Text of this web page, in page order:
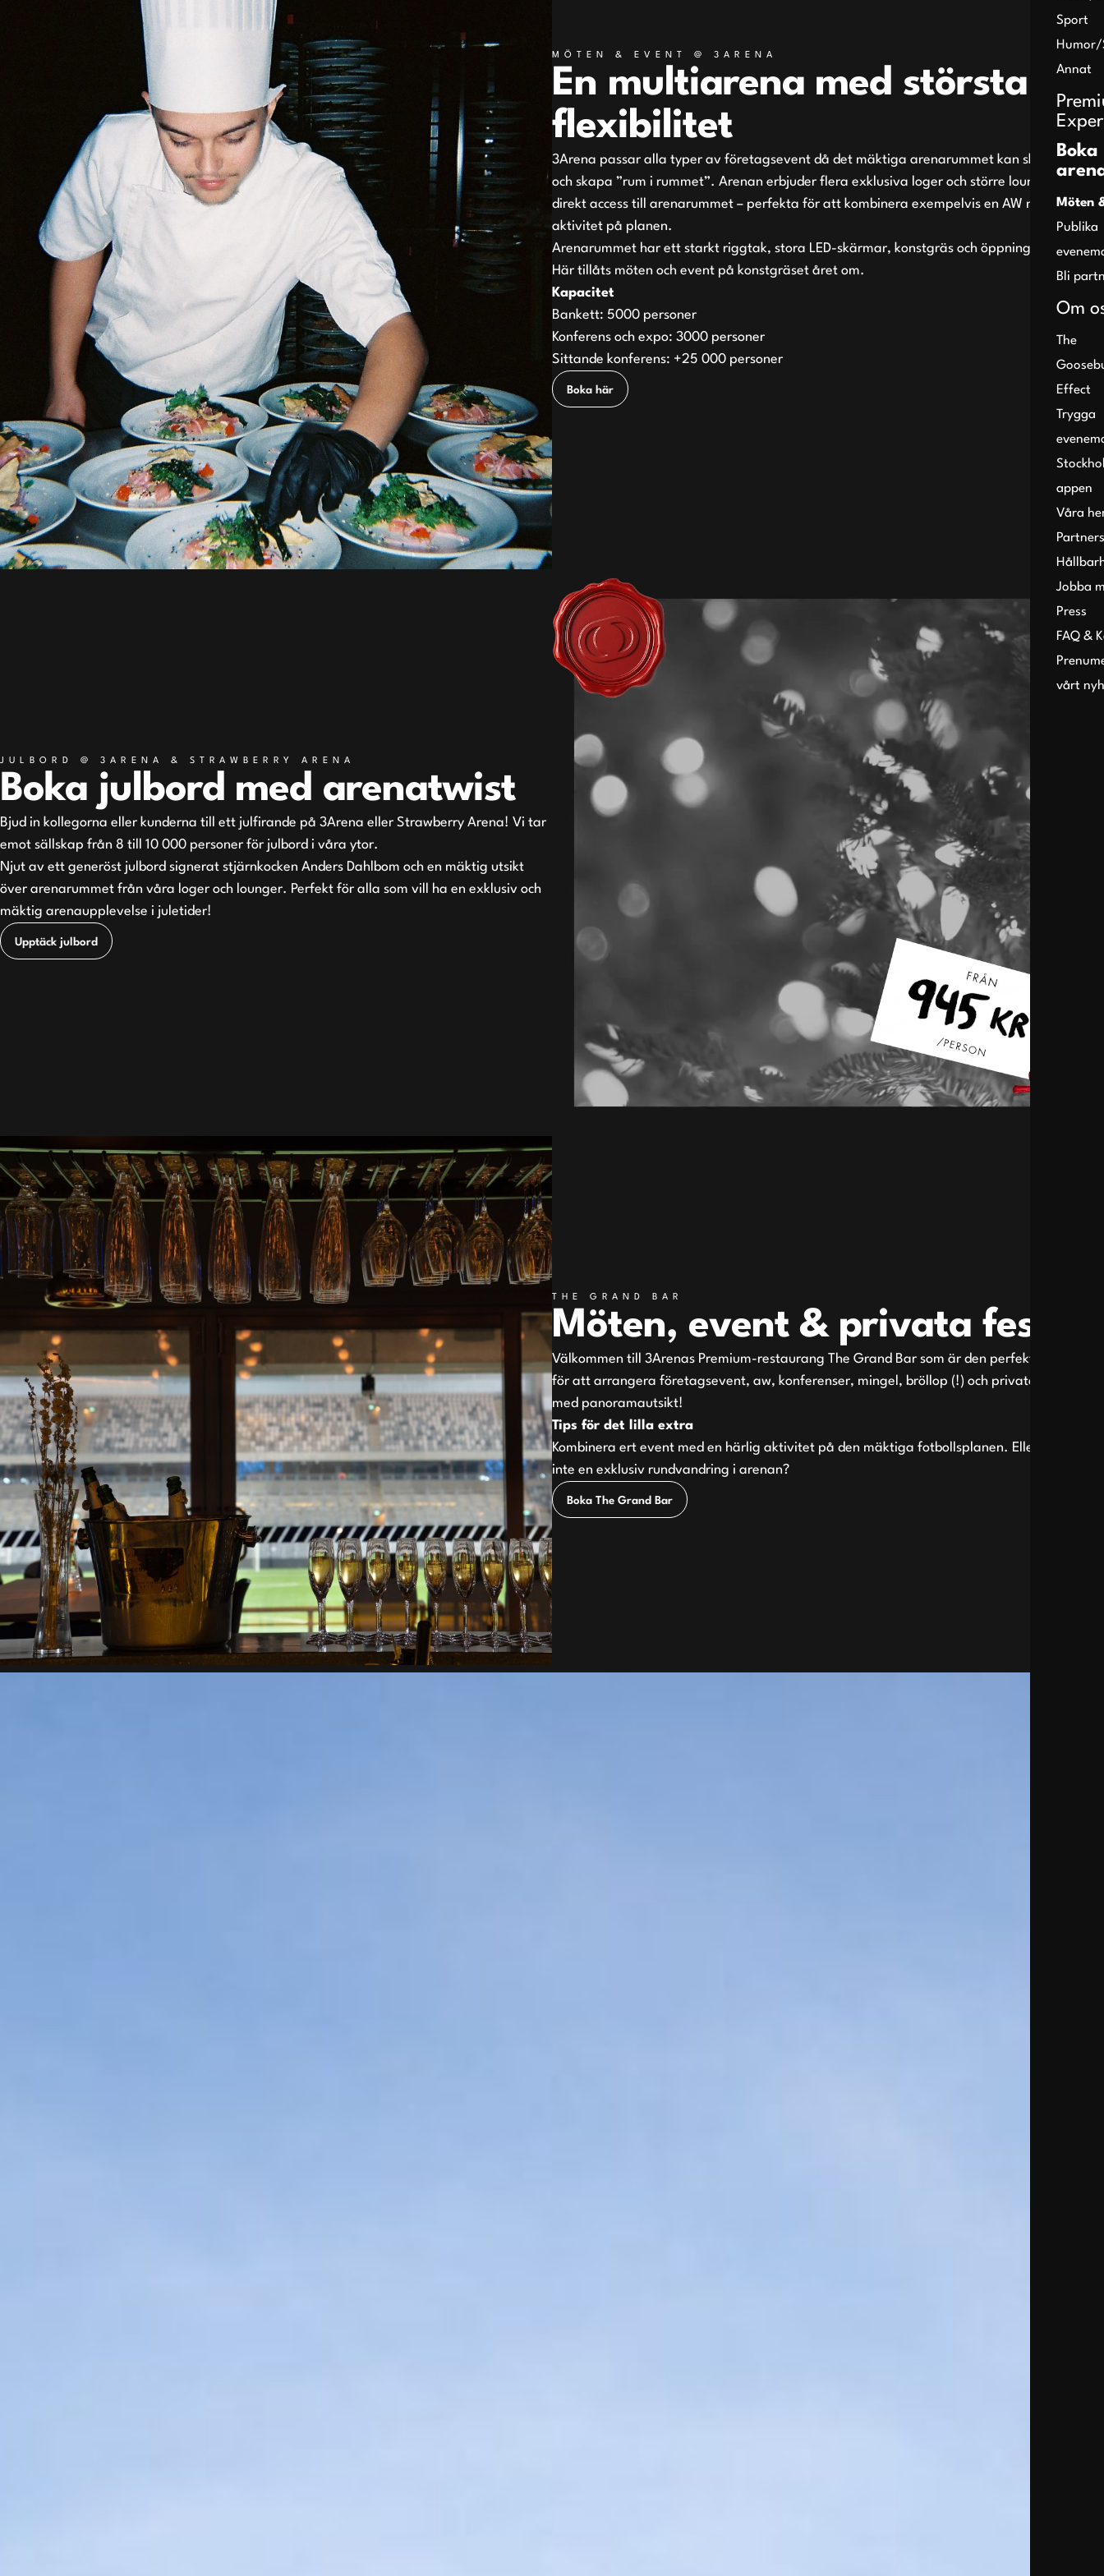
Sport
Annat
Boka
Möten
Publika
Bli
Om
The
Effect
Trygga
appen
Våra
Partners
Jobba
Press
FAQ &
vårt
MÖTEN & EVENT @ 3ARENA
En multiarena med största
flexibilitet
3Arena passar alla typer av företagsevent då det mäktiga arenarummet kan skalas ned
och skapa ”rum i rummet”. Arenan erbjuder flera exklusiva loger och större lounger med
direkt access till arenarummet – perfekta för att kombinera exempelvis en AW med en
aktivitet på planen.
Arenarummet har ett starkt riggtak, stora LED-skärmar, konstgräs och öppningsbart tak.
Här tillåts möten och event på konstgräset året om.
Kapacitet
Bankett: 5000 personer
Konferens och expo: 3000 personer
Sittande konferens: +25 000 personer
Boka här
JULBORD @ 3ARENA & STRAWBERRY ARENA
Boka julbord med arenatwist
Bjud in kollegorna eller kunderna till ett julfirande på 3Arena eller Strawberry Arena! Vi tar
emot sällskap från 8 till 10 000 personer för julbord i våra ytor.
Njut av ett generöst julbord signerat stjärnkocken Anders Dahlbom och en mäktig utsikt
över arenarummet från våra loger och lounger. Perfekt för alla som vill ha en exklusiv och
mäktig arenaupplevelse i juletider!
Upptäck julbord
THE GRAND BAR
Möten, event & privata fester
Välkommen till 3Arenas Premium-restaurang The Grand Bar som är den perfekta platsen
för att arrangera företagsevent, aw, konferenser, mingel, bröllop (!) och privata fester
med panoramautsikt!
Tips för det lilla extra
Kombinera ert event med en härlig aktivitet på den mäktiga fotbollsplanen. Eller varför
inte en exklusiv rundvandring i arenan?
Boka The Grand Bar